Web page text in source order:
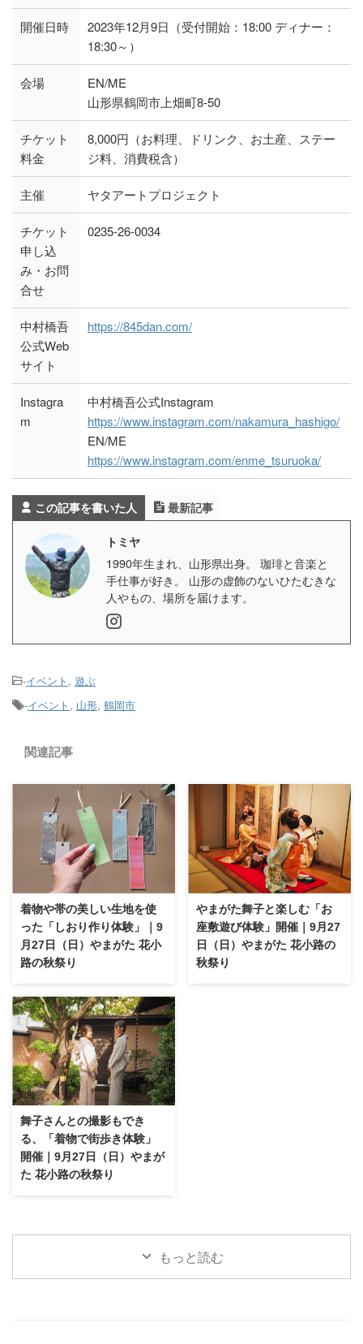
開催日時
2023年12月9日（受付開始：18:00 ディナー：
18:30～）
会場
EN/ME
山形県鶴岡市上畑町8-50
チケット
料金
8,000円（お料理、ドリンク、お土産、ステー
ジ料、消費税含）
主催 ヤタアートプロジェクト
チケット
申し込
み・お問
合せ
0235-26-0034
中村橋吾
公式Web
サイト
https://845dan.com/
Instagra
m
中村橋吾公式Instagram
https://www.instagram.com/nakamura_hashigo/
EN/ME
https://www.instagram.com/enme_tsuruoka/
この記事を書いた人 最新記事
トミヤ
1990年生まれ、山形県出身。 珈琲と音楽と
手仕事が好き。 山形の虚飾のないひたむきな
人やもの、場所を届けます。
-イベント , 遊ぶ
-イベント , 山形, 鶴岡市
関連記事
着物や帯の美しい生地を使
った「しおり作り体験」｜9
月27日（日）やまがた 花小
路の秋祭り
やまがた舞子と楽しむ「お
座敷遊び体験」開催｜9月27
日（日）やまがた 花小路の
秋祭り
舞子さんとの撮影もでき
る、「着物で街歩き体験」
開催｜9月27日（日）やまが
た 花小路の秋祭り
もっと読む